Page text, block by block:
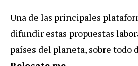
Una de las principales
difundir estas propuestas
países del planeta, sobre todo